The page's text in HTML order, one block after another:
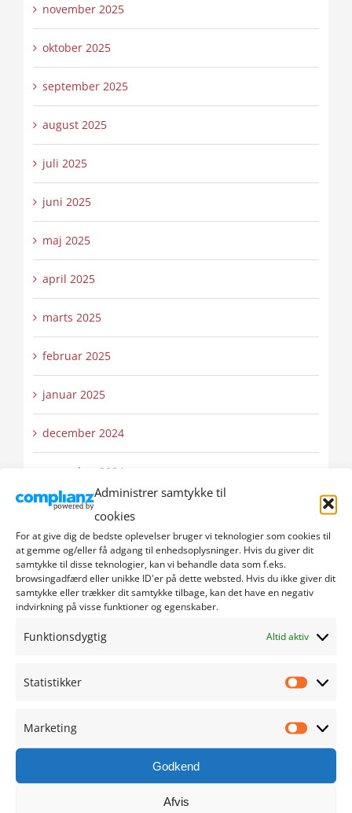
Administrer samtykke til
cookies
For at give dig de bedste oplevelser bruger vi teknologier som cookies til
at gemme og/eller få adgang til enhedsoplysninger. Hvis du giver dit
samtykke til disse teknologier, kan vi behandle data som f.eks.
browsingadfærd eller unikke ID'er på dette websted. Hvis du ikke giver dit
samtykke eller trækker dit samtykke tilbage, kan det have en negativ
indvirkning på visse funktioner og egenskaber.
Funktionsdygtig Altid aktiv
Statistikker
Marketing
Godkend
Afvis
november 2025
oktober 2025
september 2025
august 2025
juli 2025
juni 2025
maj 2025
april 2025
marts 2025
februar 2025
januar 2025
december 2024
november 2024
oktober 2024
september 2024
august 2024